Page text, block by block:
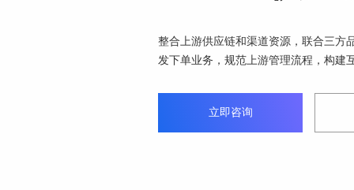
整合上游供应链和渠道资源，联合三方
发下单业务，规范上游管理流程，构建
立即咨询